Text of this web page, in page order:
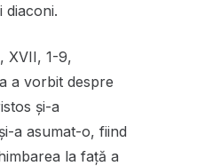
diaconi.
XVII, 1-9,
a vorbit despre
și-a
a asumat-o, fiind
la faţă a